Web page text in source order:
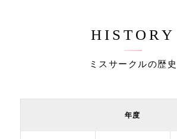
HISTORY
ミスサークルの歴史
年度